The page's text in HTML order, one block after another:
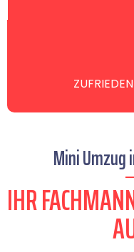
Mini Umzug
IHR